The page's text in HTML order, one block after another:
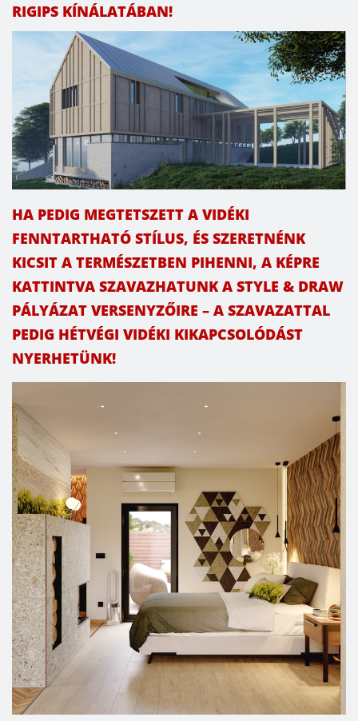
RIGIPS KÍNÁLATÁBAN!
HA PEDIG MEGTETSZETT A VIDÉKI
FENNTARTHATÓ STÍLUS, ÉS SZERETNÉNK
KICSIT A TERMÉSZETBEN PIHENNI, A KÉPRE
KATTINTVA SZAVAZHATUNK A STYLE & DRAW
PÁLYÁZAT VERSENYZŐIRE – A SZAVAZATTAL
PEDIG HÉTVÉGI VIDÉKI KIKAPCSOLÓDÁST
NYERHETÜNK!